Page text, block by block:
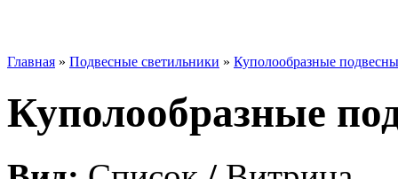
Главная » Подвесные светильники » Куполообразные
Куполообразные